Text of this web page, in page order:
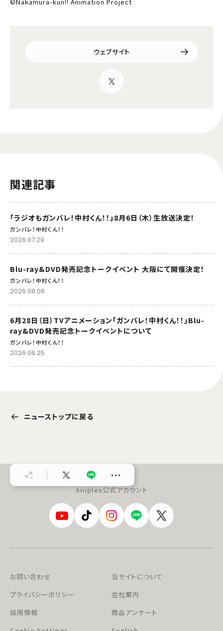
©Nakamura-kun!! Animation Project
ウェブサイト
関連記事
「ラジオもガンバレ！中村くん！！」8月6日（木）生放送決定！
ガンバレ！中村くん！！
2026.07.29
Blu-ray&DVD発売記念トークイベント 大阪にて開催決定！
ガンバレ！中村くん！！
2026.08.06
6月28日（日）TVアニメーション「ガンバレ！中村くん！！」Blu-
ray&DVD発売記念トークイベントについて
ガンバレ！中村くん！！
2026.06.25
ニューストップに戻る
…
Aniplex公式アカウント
お問い合わせ
当サイトについて
プライバシーポリシー
会社案内
採用情報
商品アンケート